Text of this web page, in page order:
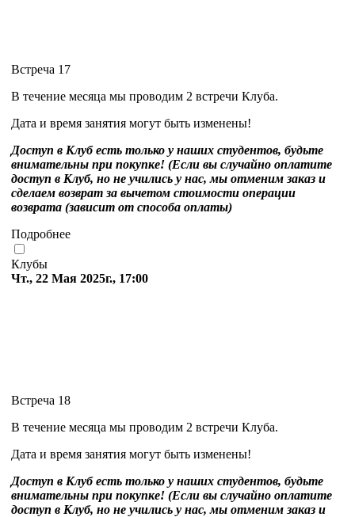
Встреча 17
В течение месяца мы проводим 2 встречи Клуба.
Дата и время занятия могут быть изменены!
Доступ в Клуб есть только у наших студентов, будьте
внимательны при покупке! (Если вы случайно оплатите
доступ в Клуб, но не учились у нас, мы отменим заказ и
сделаем возврат за вычетом стоимости операции
возврата (зависит от способа оплаты)
Подробнее
Клубы
Чт., 22 Мая 2025г., 17:00
Встреча 18
В течение месяца мы проводим 2 встречи Клуба.
Дата и время занятия могут быть изменены!
Доступ в Клуб есть только у наших студентов, будьте
внимательны при покупке! (Если вы случайно оплатите
доступ в Клуб, но не учились у нас, мы отменим заказ и